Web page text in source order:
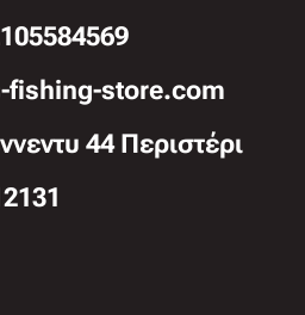
store.com
44 Περιστέρι